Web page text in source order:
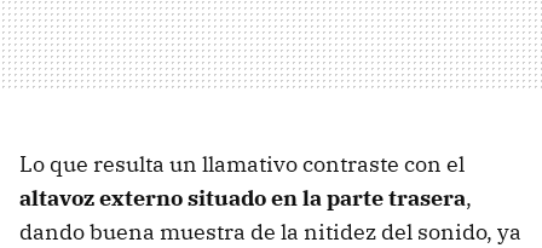
Lo que resulta un llamativo contraste con el
altavoz externo situado en la parte trasera,
dando buena muestra de la nitidez del sonido, ya